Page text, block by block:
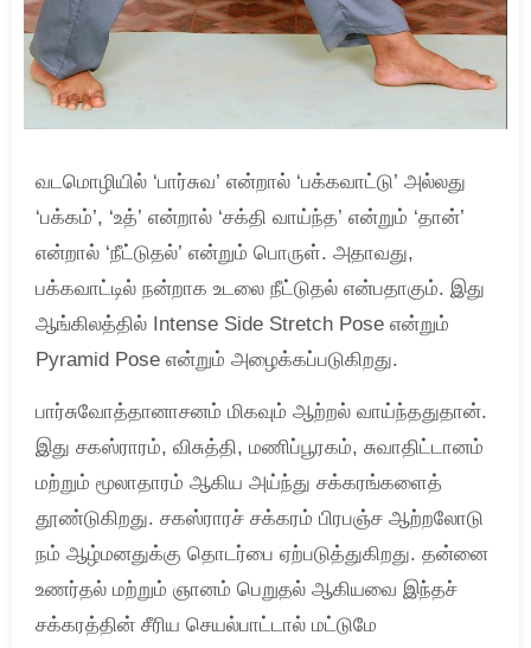
வடமொழியில் ‘பார்சுவ’ என்றால் ‘பக்கவாட்டு’ அல்லது
‘பக்கம்’, ‘உத்’ என்றால் ‘சக்தி வாய்ந்த’ என்றும் ‘தான்’
என்றால் ‘நீட்டுதல்’ என்றும் பொருள். அதாவது,
பக்கவாட்டில் நன்றாக உடலை நீட்டுதல் என்பதாகும். இது
ஆங்கிலத்தில் Intense Side Stretch Pose என்றும்
Pyramid Pose என்றும் அழைக்கப்படுகிறது.
பார்சுவோத்தானாசனம் மிகவும் ஆற்றல் வாய்ந்ததுதான்.
இது சகஸ்ராரம், விசுத்தி, மணிப்பூரகம், சுவாதிட்டானம்
மற்றும் மூலாதாரம் ஆகிய அய்ந்து சக்கரங்களைத்
தூண்டுகிறது. சகஸ்ராரச் சக்கரம் பிரபஞ்ச ஆற்றலோடு
நம் ஆழ்மனதுக்கு தொடர்பை ஏற்படுத்துகிறது. தன்னை
உணர்தல் மற்றும் ஞானம் பெறுதல் ஆகியவை இந்தச்
சக்கரத்தின் சீரிய செயல்பாட்டால் மட்டுமே